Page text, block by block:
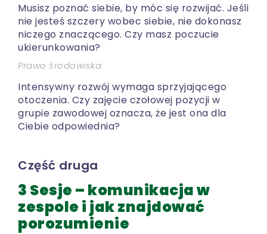
Musisz poznać siebie, by móc się rozwijać. Jeśli
nie jesteś szczery wobec siebie, nie dokonasz
niczego znaczącego. Czy masz poczucie
ukierunkowania?
Prawo środowiska
Intensywny rozwój wymaga sprzyjającego
otoczenia. Czy zajęcie czołowej pozycji w
grupie zawodowej oznacza, że jest ona dla
Ciebie odpowiednia?
Część druga
3 Sesje – komunikacja w
zespole i jak znajdować
porozumienie